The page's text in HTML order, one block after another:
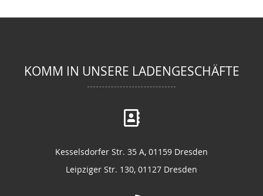
KOMM IN UNSERE LADENGESCHÄFTE
Kesselsdorfer Str. 35 A, 01159 Dresden
Leipziger Str. 130, 01127 Dresden